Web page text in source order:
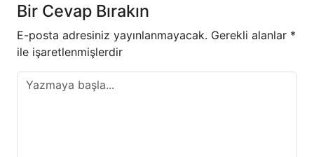
Bir Cevap Bırakın
E-posta adresiniz yayınlanmayacak. Gerekli alanlar *
ile işaretlenmişlerdir